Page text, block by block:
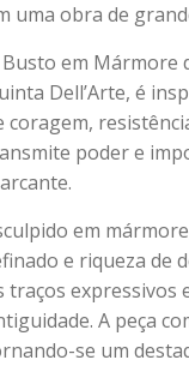
uma obra de
em Mármore
Dell’Arte, é
coragem,
poder e
em
e riqueza de
traços expressivos
A peça
se um